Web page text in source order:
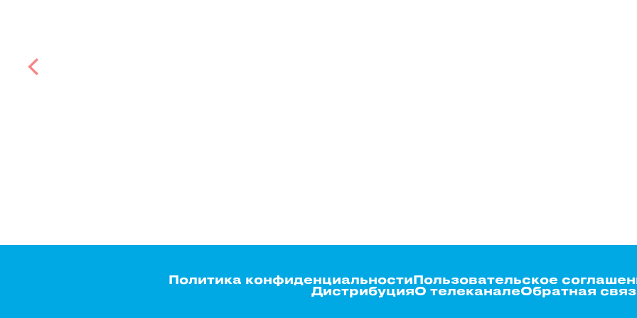
Политика конфиденциальностиПользовательское
ДистрибуцияО телеканалеОбратная